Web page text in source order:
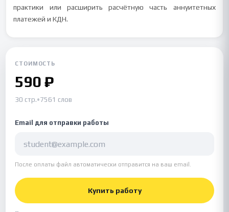
практики или расширить расчётную часть аннуитетных
платежей и КДН.
СТОИМОСТЬ
590 ₽
30 стр.•7561 слов
Email для отправки работы
После оплаты файл автоматически отправится на ваш email.
Купить работу